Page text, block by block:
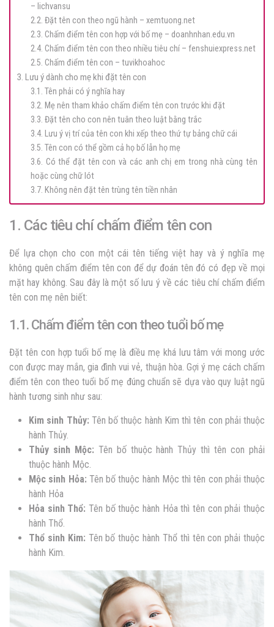
– lichvansu
2.2. Đặt tên con theo ngũ hành – xemtuong.net
2.3. Chấm điểm tên con hợp với bố mẹ – doanhnhan.edu.vn
2.4. Chấm điểm tên con theo nhiều tiêu chí – fenshuiexpress.net
2.5. Chấm điểm tên con – tuvikhoahoc
3. Lưu ý dành cho mẹ khi đặt tên con
3.1. Tên phải có ý nghĩa hay
3.2. Mẹ nên tham khảo chấm điểm tên con trước khi đặt
3.3. Đặt tên cho con nên tuân theo luật bằng trắc
3.4. Lưu ý vị trí của tên con khi xếp theo thứ tự bảng chữ cái
3.5. Tên con có thể gồm cả họ bố lẫn họ mẹ
3.6. Có thể đặt tên con và các anh chị em trong nhà cùng tên
hoặc cùng chữ lót
3.7. Không nên đặt tên trùng tên tiền nhân
1. Các tiêu chí chấm điểm tên con
Để lựa chọn cho con một cái tên tiếng việt hay và ý nghĩa mẹ
không quên chấm điểm tên con để dự đoán tên đó có đẹp về mọi
mặt hay không. Sau đây là một số lưu ý về các tiêu chí chấm điểm
tên con mẹ nên biết:
1.1. Chấm điểm tên con theo tuổi bố mẹ
Đặt tên con hợp tuổi bố mẹ là điều mẹ khá lưu tâm với mong ước
con được may mắn, gia đình vui vẻ, thuận hòa. Gợi ý mẹ cách chấm
điểm tên con theo tuổi bố mẹ đúng chuẩn sẽ dựa vào quy luật ngũ
hành tương sinh như sau:
Kim sinh Thủy: Tên bố thuộc hành Kim thì tên con phải thuộc
hành Thủy.
Thủy sinh Mộc: Tên bố thuộc hành Thủy thì tên con phải
thuộc hành Mộc.
Mộc sinh Hỏa: Tên bố thuộc hành Mộc thì tên con phải thuộc
hành Hỏa
Hỏa sinh Thổ: Tên bố thuộc hành Hỏa thì tên con phải thuộc
hành Thổ.
Thổ sinh Kim: Tên bố thuộc hành Thổ thì tên con phải thuộc
hành Kim.